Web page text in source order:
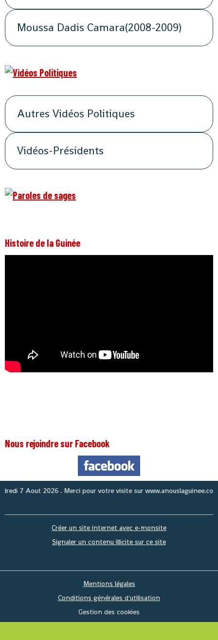
Moussa Dadis Camara(2008-2009)
Autres Vidéos Politiques
Vidéos-Présidents
Histoire de la Guinée
Nous rejoindre sur Facebook
2026. Merci pour votre visite sur www.anouslaguinee.com site
Créer un site internet avec e-monsite
Signaler un contenu illicite sur ce site
Mentions légales
Conditions générales d'utilisation
Gestion des cookies